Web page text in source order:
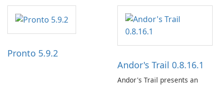
and a liberal outlook that
embraces diverse opinion.
Pronto 5.9.2
Andor's Trail 0.8.16.1
Andor's Trail presents an